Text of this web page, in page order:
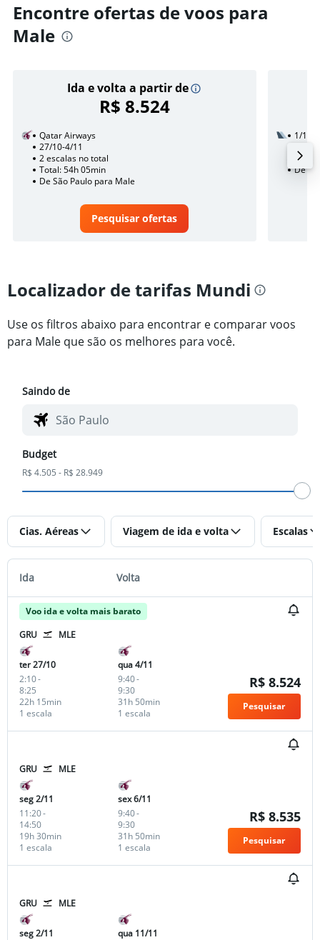
Encontre ofertas de voos para
Male
Ida e volta a partir de
R$ 8.524
Qatar Airways
27/10-4/11
2 escalas no total
Total: 54h 05min
De São Paulo para Male
Pesquisar ofertas
1/11
3
De
Localizador de tarifas Mundi
Use os filtros abaixo para encontrar e comparar voos
para Male que são os melhores para você.
Saindo de
Budget
R$ 4.505 - R$ 28.949
Cias. Aéreas Viagem de ida e volta Escalas
Ida Volta
Voo ida e volta mais barato
GRU
MLE
ter 27/10
2:10-
8:25
1 escala
22h 15min
qua 4/11
9:40-
9:30
1 escala
31h 50min
R$ 8.524
Pesquisar
GRU MLE
seg 2/11
11:20-
14:50
1 escala
19h 30min
sex 6/11
9:40-
9:30
1 escala
31h 50min
R$ 8.535
Pesquisar
GRU MLE
seg 2/11 qua 11/11